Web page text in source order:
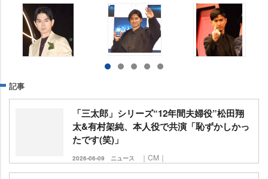
記事
「三太郎」シリーズ“12年間夫婦役”松田翔
太&有村架純、本人役で共演「恥ずかしかっ
たです(笑)」
2026-06-09 ニュース ｜CM｜